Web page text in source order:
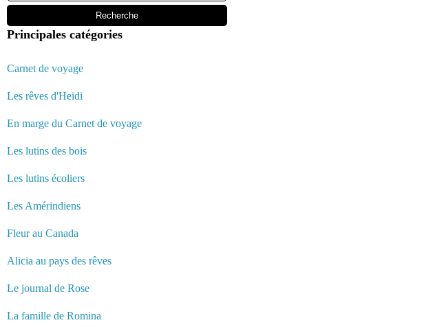
Principales catégories
Carnet de voyage
Les rêves d'Heidi
En marge du Carnet de voyage
Les lutins des bois
Les lutins écoliers
Les Amérindiens
Fleur au Canada
Alicia au pays des rêves
Le journal de Rose
La famille de Romina